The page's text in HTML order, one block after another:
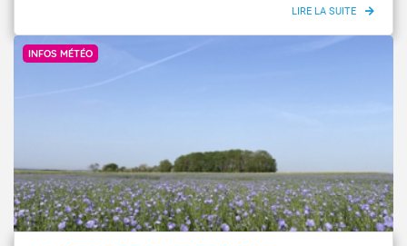
particulièrement violents avec de très fortes intensités
rafales et d'une importante activité électrique.
INFOS MÉTÉO
Infoclimat / sebgir